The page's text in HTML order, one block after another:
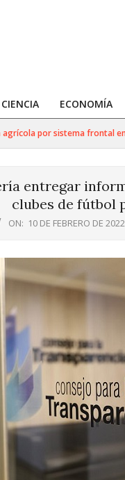
CIENCIA ECONOMÍA
por sistema frontal en la
entregar
clubes de fútbol
ON: 10 DE FEBRERO DE 2022